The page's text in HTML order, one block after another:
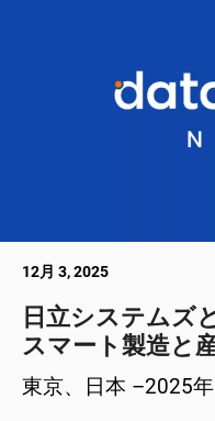
12月 3, 2025
日立システム
スマート製造と
東京、日本 –2025